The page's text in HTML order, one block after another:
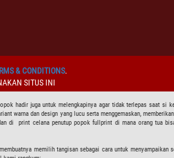
& CONDITIONS.
SITUS INI
hadir juga untuk melengkapinya agar tidak terlepas saat si
warna dan design yang lucu serta menggemaskan,
di print celana penutup popok fullprint di mana orang tua
memilih tangisan sebagai cara untuk menyampaikan